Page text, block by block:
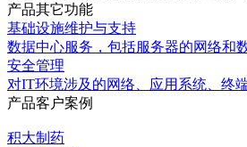
产品其它功能
基础设施维护与支持
数据中心服务，包括服务器的网络和
安全管理
对IT环境涉及的网络、应用系统、终
产品客户案例
积大制药